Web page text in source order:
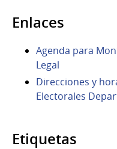
Enlaces
Agenda para
Legal
Direcciones y
Electorales
Etiquetas